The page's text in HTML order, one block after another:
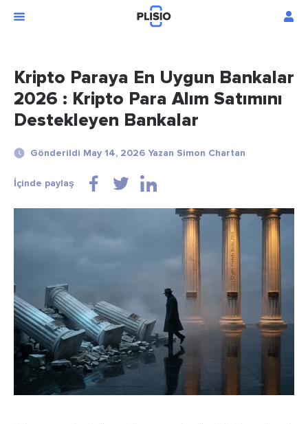
Kripto Paraya En Uygun Bankalar
2026 : Kripto Para Alım Satımını
Destekleyen Bankalar
Gönderildi May 14, 2026 Yazan Simon Chartan
İçinde paylaş